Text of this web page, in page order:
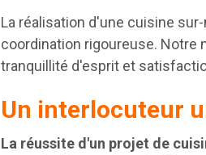
La réalisation d'une cuisine
coordination rigoureuse. Notre
tranquillité d'esprit et
Un interlocuteur
La réussite d'un projet de